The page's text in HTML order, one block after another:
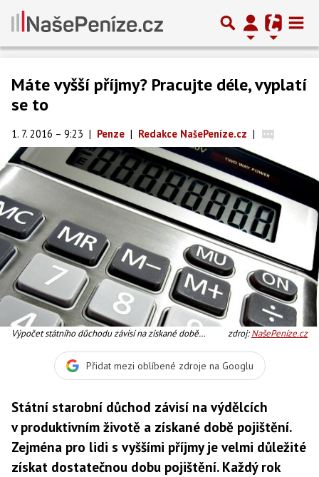
Máte vyšší příjmy? Pracujte déle, vyplatí
se to
1. 7. 2016 – 9:23 | Penze | Redakce NašePeníze.cz |
Výpočet státního důchodu závisí na získané době
měsíční mzdě za odpracované roky (neboli osobním
vyměřovacím základu). Foto:SXC
zdroj:NašePeníze.cz
Přidat mezi oblíbené zdroje na Googlu
Státní starobní důchod závisí na výdělcích
v produktivním životě a získané době pojištění.
Zejména pro lidi s vyššími příjmy je velmi důležité
získat dostatečnou dobu pojištění. Každý rok